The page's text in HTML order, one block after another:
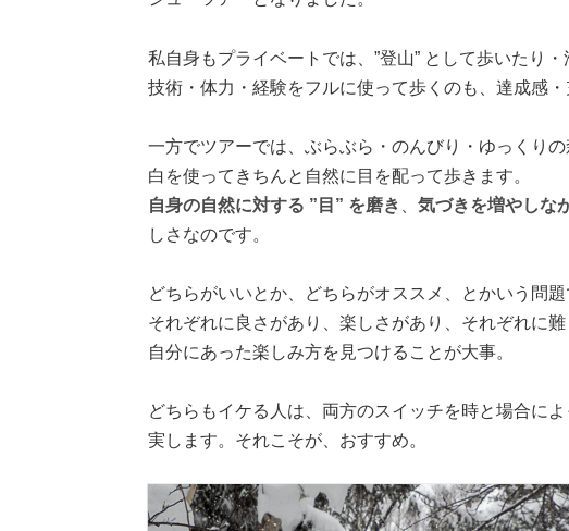
私自身もプライベートでは、”登山” として歩いたり
技術・体力・経験をフルに使って歩くのも、達成感・
一方でツアーでは、ぶらぶら・のんびり・ゆっくり
白を使ってきちんと自然に目を配って歩きます。
自身の自然に対する ”目” を磨き
気づきを増やしな
しさなのです。
どちらがいいとか、どちらがオススメ、とかいう問題
それぞれに良さがあり、楽しさがあり、それぞれに難
自分にあった楽しみ方を見つけることが大事。
どちらもイケる人は、両方のスイッチを時と場合に
実します。それこそが、おすすめ。